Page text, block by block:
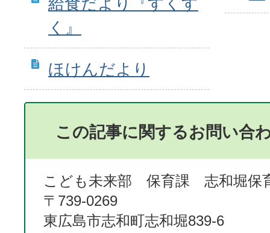
く』
ほけんだより
この記事に関するお問い合
こども未来部 保育課 志和堀保
〒739‐0269
東広島市志和町志和堀839‐6